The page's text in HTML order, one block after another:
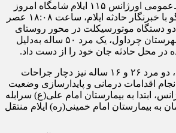
محسن ویسی، روابط‌عمومی اورژانس ۱۱۵ ایلام شامگاه امروز
جمعه ۷ آذر در گفت و‌گو با خبرنگار حادثه ایلام، ساعت ۱۸:۰۸ عصر
دو دستگاه موتورسیکلت در محور روستای
آسمان‌آباد از توابع شهرستان چرداول، یک مرد ۵۰ ساله به‌دلیل
در محل حادثه جان خود را از دست داد.
وی افزود: در این حادثه، دو مرد ۲۶ و ۱۶ ساله نیز دچار جراحات
اقدامات درمانی و پایدارسازی وضعیت
ابتدا به بیمارستان امام علی(ع) سرابله
به بیمارستان امام خمینی(ره) ایلام منتقل